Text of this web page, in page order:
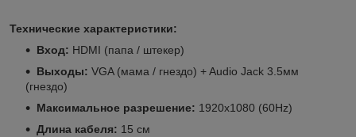
Технические характеристики:
Вход: HDMI (папа / штекер)
Выходы: VGA (мама / гнездо) + Audio Jack 3.5мм
(гнездо)
Максимальное разрешение: 1920x1080 (60Hz)
Длина кабеля: 15 см